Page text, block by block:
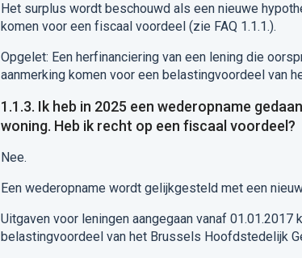
Het surplus wordt beschouwd als een nieuwe
komen voor een fiscaal voordeel (zie FAQ 1.1.1.).
Opgelet: Een herfinanciering van een lening die
aanmerking komen voor een belastingvoordeel van
1.1.3. Ik heb in 2025 een wederopname
woning. Heb ik recht op een fiscaal voordeel?
Nee.
Een wederopname wordt gelijkgesteld met een
Uitgaven voor leningen aangegaan vanaf 01.01.2017
belastingvoordeel van het Brussels Hoofdstedelijk